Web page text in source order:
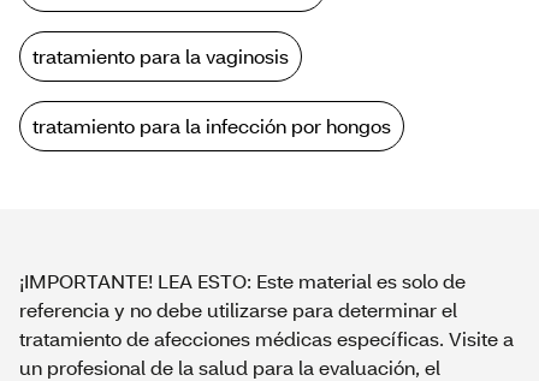
tratamiento para la vaginosis
tratamiento para la infección por hongos
¡IMPORTANTE! LEA ESTO: Este material es solo de
referencia y no debe utilizarse para determinar el
tratamiento de afecciones médicas específicas. Visite a
un profesional de la salud para la evaluación, el